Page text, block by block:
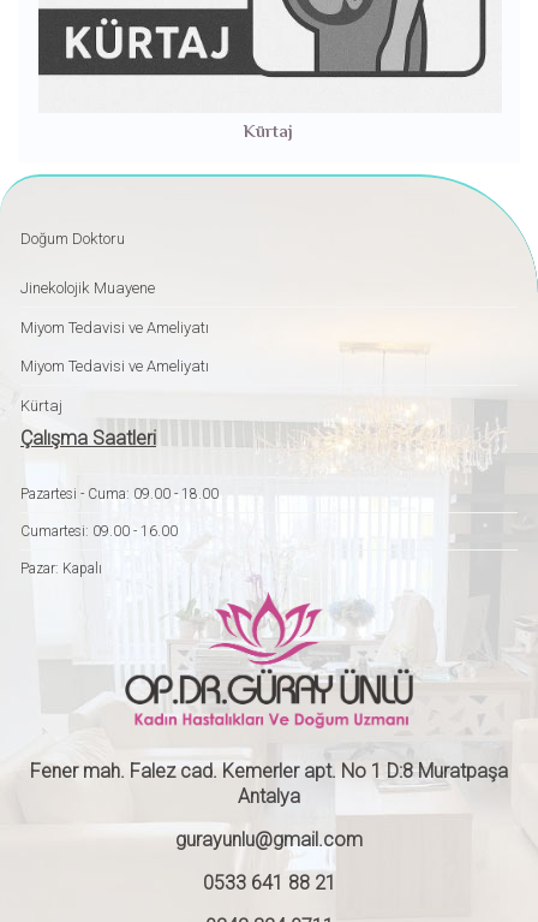
Kürtaj
Doğum Doktoru
Jinekolojik Muayene
Miyom Tedavisi ve Ameliyatı
Miyom Tedavisi ve Ameliyatı
Kürtaj
Çalışma Saatleri
Pazartesi - Cuma: 09.00 - 18.00
Cumartesi: 09.00 - 16.00
Pazar: Kapalı
Fener mah. Falez cad. Kemerler apt. No 1 D:8 Muratpaşa
Antalya
gurayunlu@gmail.com
0533 641 88 21